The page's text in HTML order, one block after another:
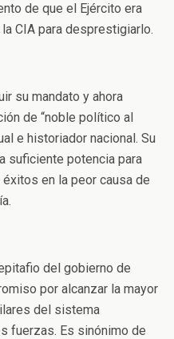
de que el Ejército era
CIA para desprestigiarlo.
su mandato y ahora
de “noble político al
e historiador nacional. Su
suficiente potencia para
en la peor causa de
del gobierno de
por alcanzar la mayor
del sistema
fuerzas. Es sinónimo de